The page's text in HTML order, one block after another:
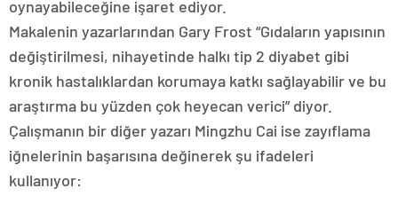
oynayabileceğine işaret ediyor.
Makalenin yazarlarından Gary Frost “Gıdaların yapısının
değiştirilmesi, nihayetinde halkı tip 2 diyabet gibi
kronik hastalıklardan korumaya katkı sağlayabilir ve bu
araştırma bu yüzden çok heyecan verici” diyor.
Çalışmanın bir diğer yazarı Mingzhu Cai ise zayıflama
iğnelerinin başarısına değinerek şu ifadeleri
kullanıyor: